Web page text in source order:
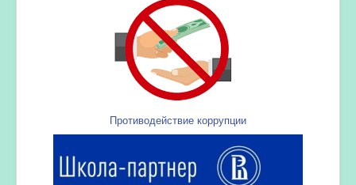
Противодействие коррупции